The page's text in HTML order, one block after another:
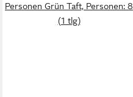
Personen Grün Taft, Personen: 8
(1 tlg)